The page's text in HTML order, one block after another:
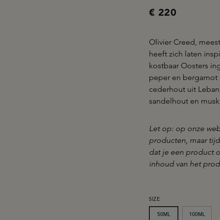
€ 220
Olivier Creed,
heeft zich laten
kostbaar Oosters
peper en bergamot
cederhout uit
sandelhout en
Let op: op onze
producten, maar
dat je een product
inhoud van het
SELECTEER
SIZE
50ML 100ML